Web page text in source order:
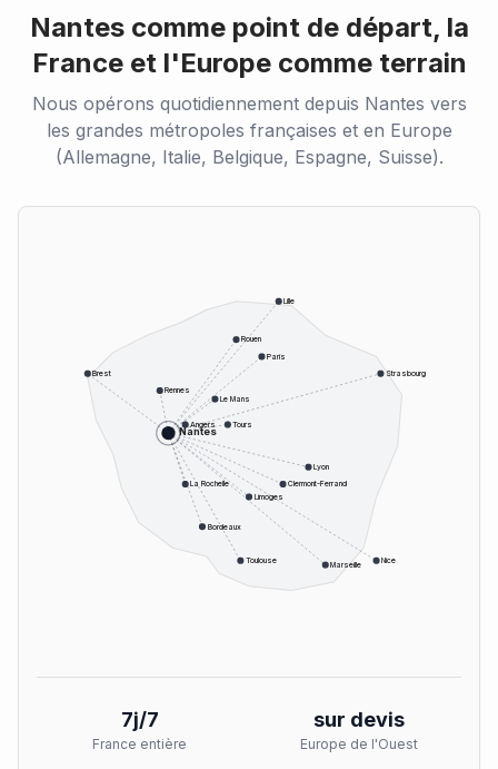
Nantes comme point de départ, la
France et l'Europe comme terrain
Nous opérons quotidiennement depuis Nantes vers
les grandes métropoles françaises et en Europe
(Allemagne, Italie, Belgique, Espagne, Suisse).
Nantes
Paris
Lyon
Marseille
Toulouse
Bordeaux
Nice
Strasbourg
Lille
Rennes
Angers
Le Mans
Tours
Limoges
Clermont-Ferrand
Rouen
Brest
La Rochelle
7j/7
France entière
sur devis
Europe de l'Ouest